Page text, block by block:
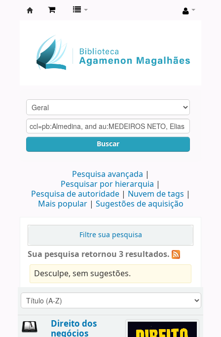
Agamenon
Magalhães
Buscar
Pesquisa avançada
Pesquisar por hierarquia
Pesquisa de autoridade
Nuvem de tags
Mais popular
Sugestões de aquisição
Filtre sua pesquisa
Sua pesquisa retornou 3 resultados.
Desculpe, sem sugestões.
Direito dos
negócios